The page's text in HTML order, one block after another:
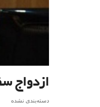
ازدواج
دسته‌بندی نشده